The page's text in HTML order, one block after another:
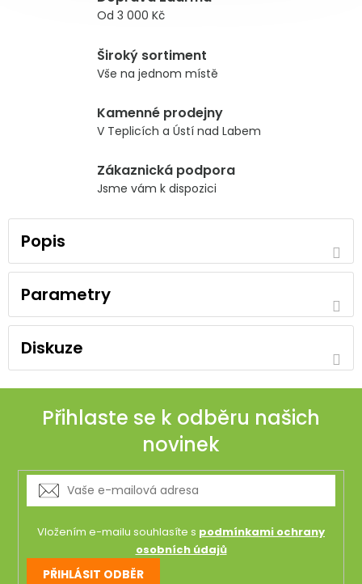
Od 3 000 Kč
Široký sortiment
Vše na jednom místě
Kamenné prodejny
V Teplicích a Ústí nad Labem
Zákaznická podpora
Jsme vám k dispozici
Popis
Parametry
Diskuze
Přihlaste se k odběru našich
novinek
Vložením e-mailu souhlasíte s podmínkami ochrany
osobních údajů
PŘIHLÁSIT ODBĚR